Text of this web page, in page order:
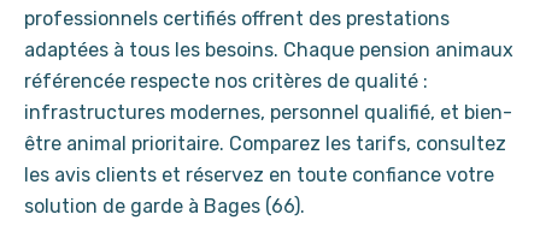
professionnels certifiés offrent des prestations
adaptées à tous les besoins. Chaque pension animaux
référencée respecte nos critères de qualité :
infrastructures modernes, personnel qualifié, et bien-
être animal prioritaire. Comparez les tarifs, consultez
les avis clients et réservez en toute confiance votre
solution de garde à Bages (66).